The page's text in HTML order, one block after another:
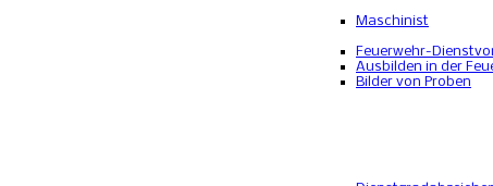
Maschinist
Feuerwehr-
Ausbilden in der
Bilder von Proben